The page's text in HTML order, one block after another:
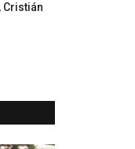
Cristián